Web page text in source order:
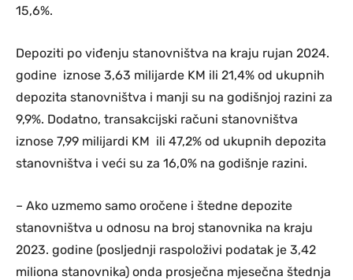
15,6%.
Depoziti po viđenju stanovništva na kraju rujan 2024.
godine iznose 3,63 milijarde KM ili 21,4% od ukupnih
depozita stanovništva i manji su na godišnjoj razini za
9,9%. Dodatno, transakcijski računi stanovništva
iznose 7,99 milijardi KM ili 47,2% od ukupnih depozita
stanovništva i veći su za 16,0% na godišnje razini.
– Ako uzmemo samo oročene i štedne depozite
stanovništva u odnosu na broj stanovnika na kraju
2023. godine (posljednji raspoloživi podatak je 3,42
miliona stanovnika) onda prosječna mjesečna štednja